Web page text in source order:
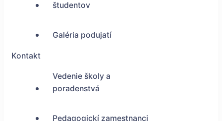
študentov
Galéria podujatí
Kontakt
Vedenie školy a
poradenstvá
Pedagogickí zamestnanci